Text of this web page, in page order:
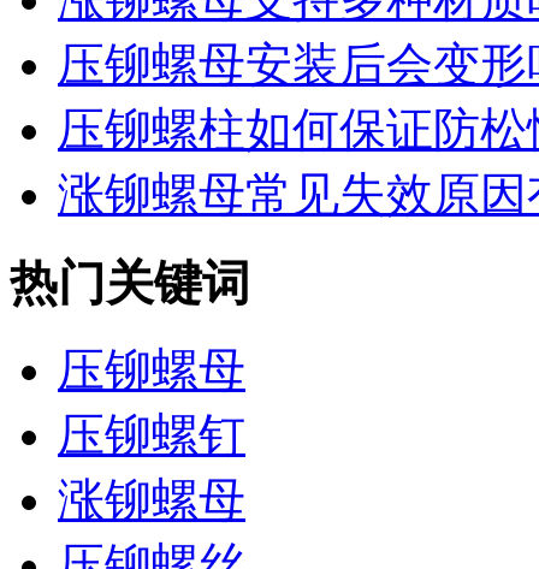
压铆螺母安装后会变形
压铆螺柱如何保证防
涨铆螺母常见失效原
热门关键词
压铆螺母
压铆螺钉
涨铆螺母